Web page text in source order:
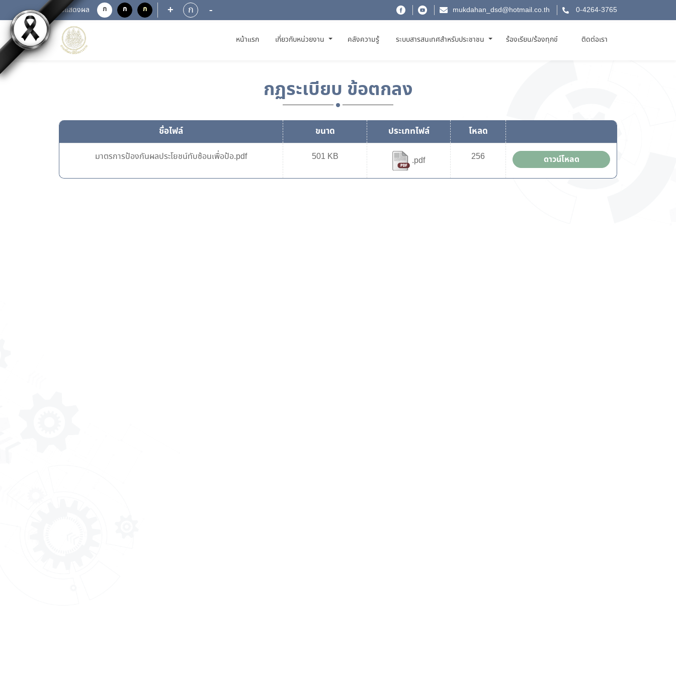
การแสดงผล ก ก ก + ก - mukdahan_dsd@hotmail.co.th 0-4264-3765
หน้าแรก(CURRENT)
เกี่ยวกับหน่วยงาน คลังความรู้ ระบบสารสนเทศสำหรับประชาชน ร้องเรียน/ร้องทุกข์ ติดต่อเรา
กฏระเบียบ ข้อตกลง
ชื่อไฟล์ ขนาด ประเภทไฟล์ โหลด
มาตรการป้องกันผลประโยชน์ทับซ้อนเพื่อป้อ.pdf 501 KB .pdf 256 ดาวน์โหลด